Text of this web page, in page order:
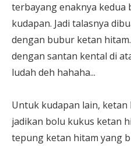
terbayang enaknya kedua
kudapan. Jadi talasnya
dengan bubur ketan
dengan santan kental di
ludah deh hahaha...
Untuk kudapan lain,
jadikan bolu kukus ketan
tepung ketan hitam yang